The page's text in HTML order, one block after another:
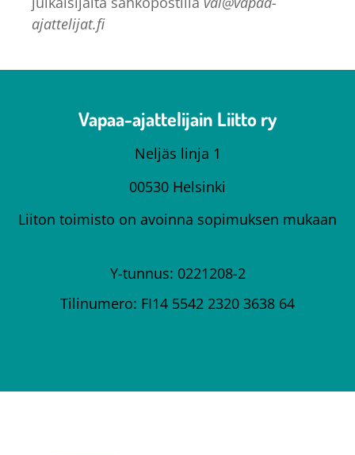
ajattelijat.fi
Vapaa-ajattelijain Liitto ry
Neljäs linja 1
00530 Helsinki
Liiton toimisto on avoinna sopimuksen mukaan
Y-tunnus: 0221208-2
Tilinumero: FI14 5542 2320 3638 64